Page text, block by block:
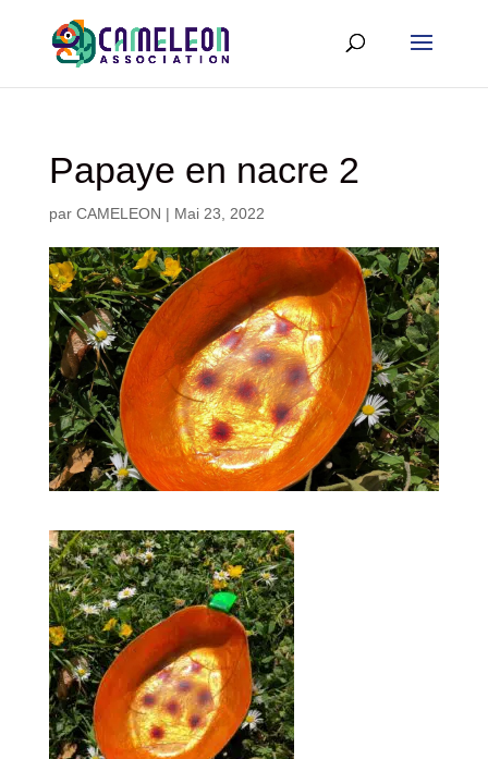
Papaye en nacre 2
par CAMELEON | Mai 23, 2022